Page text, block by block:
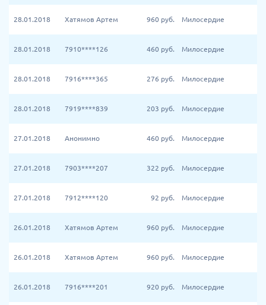
28.01.2018 Хатямов Артем 960 руб. Милосердие
28.01.2018 7910****126 460 руб. Милосердие
28.01.2018 7916****365 276 руб. Милосердие
28.01.2018 7919****839 203 руб. Милосердие
27.01.2018 Анонимно 460 руб. Милосердие
27.01.2018 7903****207 322 руб. Милосердие
27.01.2018 7912****120 92 руб. Милосердие
26.01.2018 Хатямов Артем 960 руб. Милосердие
26.01.2018 Хатямов Артем 960 руб. Милосердие
26.01.2018 7916****201 920 руб. Милосердие